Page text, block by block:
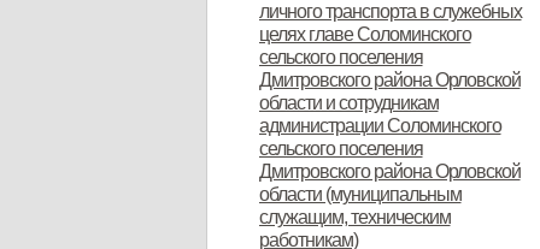
муниципального правового акта
«О бюджете Соломинского
сельского поселения
Дмитровского района Орловской
области на 2021 год и плановый
период 2022-2023 годов»
личного транспорта в служебных
целях главе Соломинского
сельского поселения
Дмитровского района Орловской
области и сотрудникам
администрации Соломинского
сельского поселения
Дмитровского района Орловской
области (муниципальным
служащим, техническим
работникам)